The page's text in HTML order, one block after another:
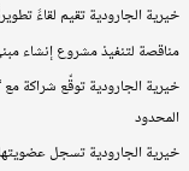
خيرية الجارودية تقيم لقاءً
مناقصة لتنفيذ مشروع إنشاء
خيرية الجارودية توقّع شراكة
المحدود
خيرية الجارودية تسجل